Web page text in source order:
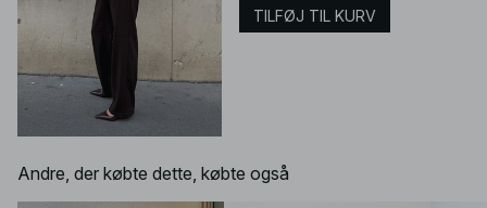
TILFØJ TIL KURV
Andre, der købte dette, købte også